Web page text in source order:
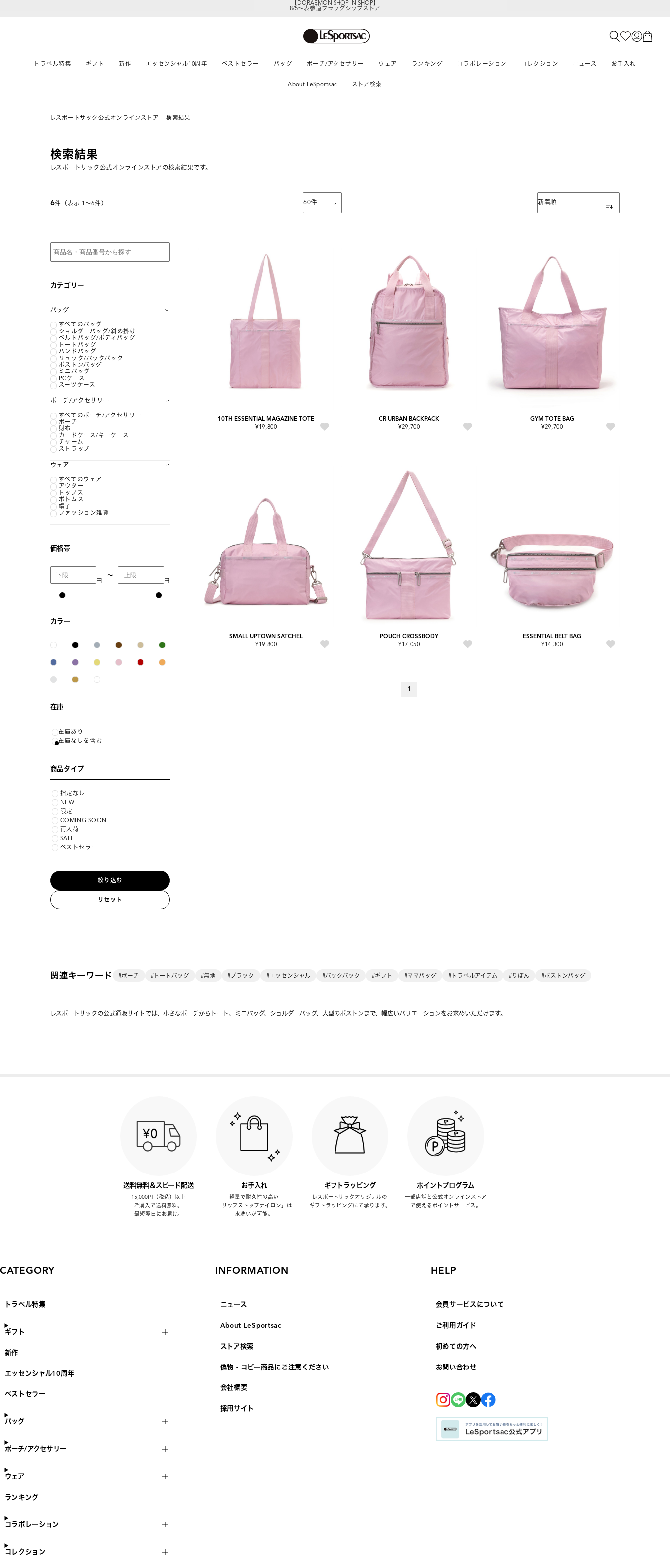
8/5～表参道フラッグシップストア
トラベル特集 ギフト 新作 エッセンシャル10周年 ベストセラー バッグ ポーチ/アクセサリー ウェア ランキング コラボレーション コレクション ニュース お手入れ
About LeSportsac ストア検索
レスポートサック公式オンラインストア 検索結果
検索結果
レスポートサック公式オンラインストアの検索結果です。
6件（表示 1〜6件） 60件 表示順
新着順
カテゴリー
バッグ
すべてのバッグ
ショルダーバッグ/斜め掛け
ベルトバッグ/ボディバッグ
トートバッグ
ハンドバッグ
リュック/バックパック
ボストンバッグ
ミニバッグ
PCケース
スーツケース
ポーチ/アクセサリー
すべてのポーチ/アクセサリー
ポーチ
財布
カードケース/キーケース
チャーム
ストラップ
ウェア
すべてのウェア
アウター
トップス
ボトムス
帽子
ファッション雑貨
価格帯
円
〜
円
カラー
在庫
在庫あり
在庫なしを含む
商品タイプ
指定なし
NEW
限定
COMING SOON
再入荷
SALE
ベストセラー
絞り込む
リセット
10TH ESSENTIAL MAGAZINE TOTE
¥19,800
CR URBAN BACKPACK
¥29,700
GYM TOTE BAG
¥29,700
SMALL UPTOWN SATCHEL
¥19,800
POUCH CROSSBODY
¥17,050
ESSENTIAL BELT BAG
¥14,300
1
関連キーワード #ポーチ #トートバッグ #無地 #ブラック #エッセンシャル #バックパック #ギフト #ママバッグ #トラベルアイテム #りぼん #ボストンバッグ
レスポートサックの公式通販サイトでは、小さなポーチからトート、ミニバッグ、ショルダーバッグ、大型のボストンまで、幅広いバリエーションをお求めいただけます。
送料無料＆スピード配送
15,000円（税込）以上
ご購入で送料無料。
最短翌日にお届け。
お手入れ
軽量で耐久性の高い
「リップストップナイロン」は
水洗いが可能。
ギフトラッピング
レスポートサックオリジナルの
ギフトラッピングにて承ります。
ポイントプログラム
一部店舗と公式オンラインストア
で使えるポイントサービス。
CATEGORY
トラベル特集
ギフト
新作
エッセンシャル10周年
ベストセラー
バッグ
ポーチ/アクセサリー
ウェア
ランキング
コラボレーション
コレクション
INFORMATION
ニュース
About LeSportsac
ストア検索
偽物・コピー商品にご注意ください
会社概要
採用サイト
HELP
会員サービスについて
ご利用ガイド
初めての方へ
お問い合わせ